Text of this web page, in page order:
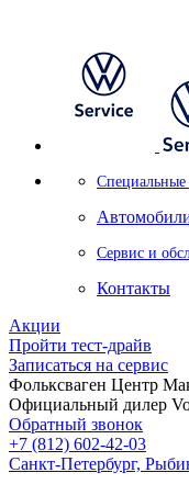
Специальные
Сервис и
Контакты
Акции
Пройти тест-драйв
Записаться на сервис
Фольксваген Центр
Официальный дилер
Обратный звонок
+7 (812) 602-42-03
Санкт-Петербург,